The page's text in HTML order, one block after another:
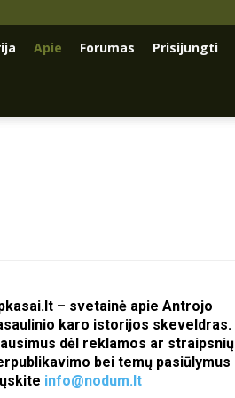
Apie Forumas Prisijungti
– svetainė apie Antrojo
karo istorijos skeveldras.
dėl reklamos ar straipsnių
bei temų pasiūlymus
info@nodum.lt